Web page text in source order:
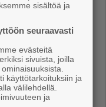
ai­koi­na­kin.
kans­sa Jy­väs­
kans­sa
ha­lu­aa val­men­taa
tä­hän. Kes­
hyvä ope­
sisältöä ja
seuraavasti
evästeitä
sivuista, joilla
käyttötarkoituksiin ja
välilehdellä.
ja